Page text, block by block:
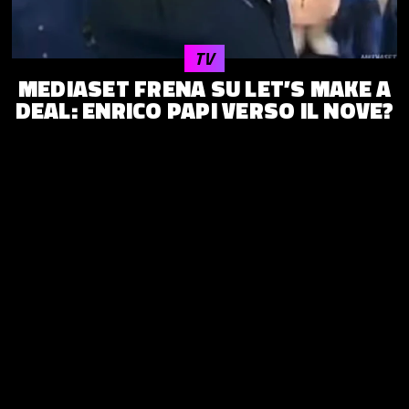
MEDIASET FRENA SU LET’S MAKE A
DEAL: ENRICO PAPI VERSO IL NOVE?
TV